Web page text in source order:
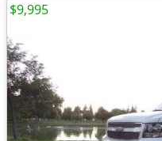
$9,995